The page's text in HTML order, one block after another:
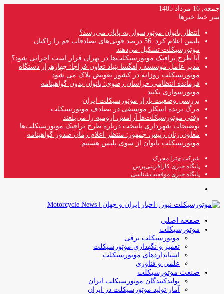
جمعه, 16 مرداد 1405
سر خط خبرها
انتظار بانوان موتورسوار به پایان می‌رسد؟
پلیس اعلام کرد: 56 درصد فوتی‌های تصادفات قم را راکبان
موتورسیکلت تشکیل می‌دهند
آیا طرح ترافیک موتورسیکلت‌ها در تهران قرار است اجرایی شود؟
مدیر عامل موسسه راهگشا بنیاد تعاون فراجا: چهارهزار دستگاه
موتورسیکلت روزانه در کشور تعویض پلاک می شود
فرمانده انتظامی خراسان رضوی: بانوان بدون گواهینامه
موتورسواری نکنند
بررسی وضعیت بازار موتورسیکلت ایران
مرگ برنده اسکار موسیقی در تصادف موتورسیکلت
وقتی موتورسیکلت‌ها آرامش ارومیه را می‌بلعند
توضیحات شهرداری پایتخت درباره طرح ترافیک موتورسیکلت‌ها
معاون زنان رییس جمهور: منتظر اعلام زمان صدور گواهینامه
موتورسیکلت بانوان از سوی پلیس هستیم
شرکت چترا محرک
پایگاه خبری کارآفرینی‌پرس
پایگاه خبری موفقیت‌شناسی
صفحه اصلی
موتورسیکلت
موتورسیکلت برقی
تعمیر و نگهداری موتورسیکلت
استانداردهای موتورسیکلت
علمی و فناوری
صنعت موتورسیکلت
تولیدکنندگان موتورسیکلت ایران
آمار تولید موتورسیکلت در ایران